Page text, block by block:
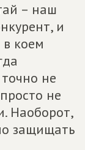
– наш
и
коем
не
не
Наоборот,
защищать